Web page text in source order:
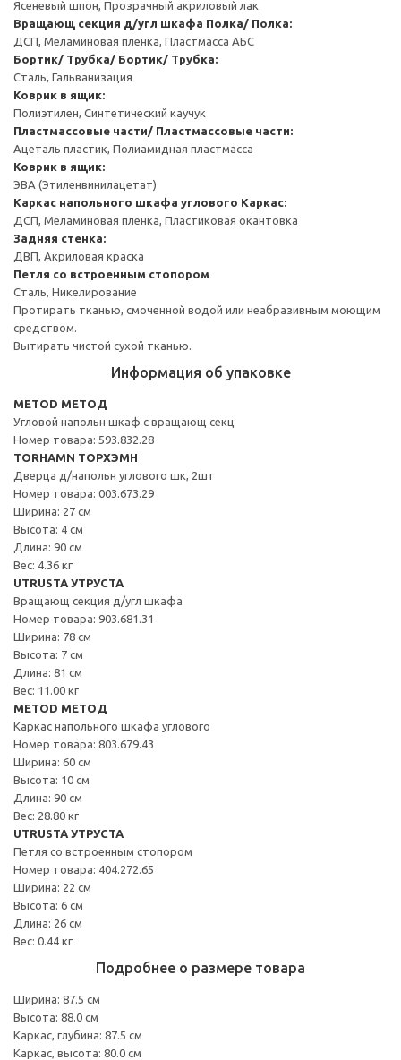
Ясеневый шпон, Прозрачный акриловый лак
Вращающ секция д/угл шкафа Полка/ Полка:
ДСП, Меламиновая пленка, Пластмасса АБС
Бортик/ Трубка/ Бортик/ Трубка:
Сталь, Гальванизация
Коврик в ящик:
Полиэтилен, Синтетический каучук
Пластмассовые части/ Пластмассовые части:
Ацеталь пластик, Полиамидная пластмасса
Коврик в ящик:
ЭВА (Этиленвинилацетат)
Каркас напольного шкафа углового Каркас:
ДСП, Меламиновая пленка, Пластиковая окантовка
Задняя стенка:
ДВП, Акриловая краска
Петля со встроенным стопором
Сталь, Никелирование
Протирать тканью, смоченной водой или неабразивным моющим
средством.
Вытирать чистой сухой тканью.
Информация об упаковке
METOD МЕТОД
Угловой напольн шкаф с вращающ секц
Номер товара: 593.832.28
TORHAMN ТОРХЭМН
Дверца д/напольн углового шк, 2шт
Номер товара: 003.673.29
Ширина: 27 см
Высота: 4 см
Длина: 90 см
Вес: 4.36 кг
UTRUSTA УТРУСТА
Вращающ секция д/угл шкафа
Номер товара: 903.681.31
Ширина: 78 см
Высота: 7 см
Длина: 81 см
Вес: 11.00 кг
METOD МЕТОД
Каркас напольного шкафа углового
Номер товара: 803.679.43
Ширина: 60 см
Высота: 10 см
Длина: 90 см
Вес: 28.80 кг
UTRUSTA УТРУСТА
Петля со встроенным стопором
Номер товара: 404.272.65
Ширина: 22 см
Высота: 6 см
Длина: 26 см
Вес: 0.44 кг
Подробнее о размере товара
Ширина: 87.5 см
Высота: 88.0 см
Каркас, глубина: 87.5 см
Каркас, высота: 80.0 см